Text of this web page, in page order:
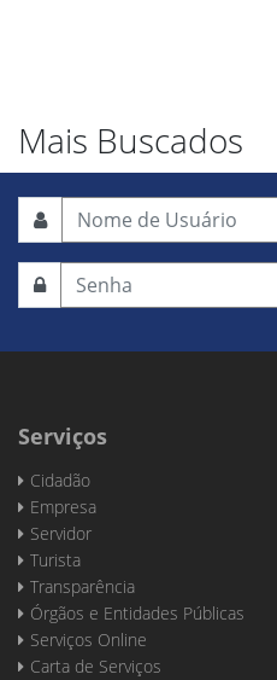
Mais Buscados
Serviços
Cidadão
Empresa
Servidor
Turista
Transparência
Órgãos e Entidades Públicas
Serviços Online
Carta de Serviços